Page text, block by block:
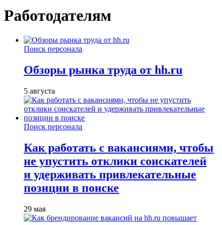
Работодателям
Поиск персонала
Обзоры рынка труда от hh.ru
5 августа
Поиск персонала
Как работать с вакансиями, чтобы
не упустить отклики соискателей
и удерживать привлекательные
позиции в поиске
29 мая